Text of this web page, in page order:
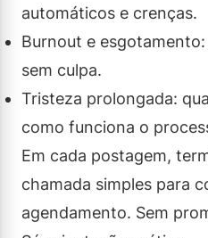
automáticos e crenças.
Burnout e
sem culpa.
Tristeza prolongada:
como funciona o
Em cada postagem,
chamada simples para
agendamento. Sem